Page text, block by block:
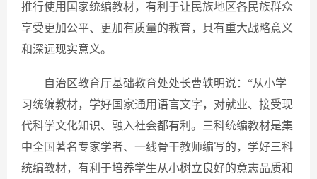
推行使用国家统编教材，有利于让民族地区各民族群众
享受更加公平、更加有质量的教育，具有重大战略意义
和深远现实意义。
自治区教育厅基础教育处处长曹轶明说：“从小学
习统编教材，学好国家通用语言文字，对就业、接受现
代科学文化知识、融入社会都有利。三科统编教材是集
中全国著名专家学者、一线骨干教师编写的，学好三科
统编教材，有利于培养学生从小树立良好的意志品质和